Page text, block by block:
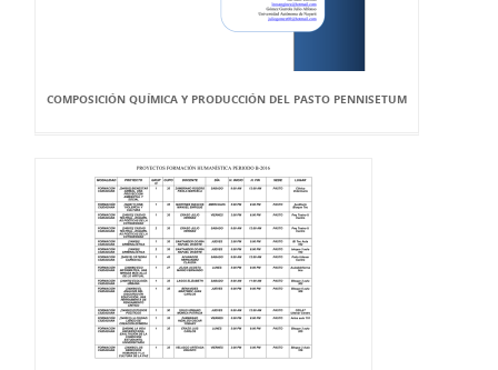
COMPOSICIÓN QUÍMICA Y PRODUCCIÓN DEL PASTO PENNISETUM